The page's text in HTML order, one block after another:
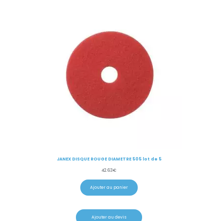
JANEX DISQUE ROUGE DIAMETRE 505 lot de 5
42.63€
Ajouter au panier
Ajouter au devis